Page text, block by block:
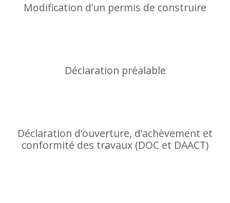
Modification d’un permis de construire
Déclaration préalable
Déclaration d‘ouverture, d’achèvement et
conformité des travaux (DOC et DAACT)